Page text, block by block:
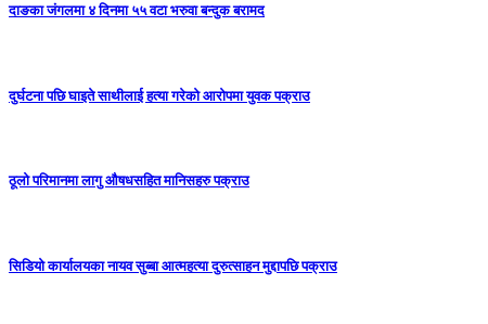
दाङका जंगलमा ४ दिनमा ५५ वटा भरुवा बन्दुक बरामद
दुर्घटना पछि घाइते साथीलाई हत्या गरेको आरोपमा युवक पक्राउ
ठूलो परिमानमा लागु औषधसहित मानिसहरु पक्राउ
सिडियो कार्यालयका नायव सुब्बा आत्महत्या दुरुत्साहन मुद्दापछि पक्राउ